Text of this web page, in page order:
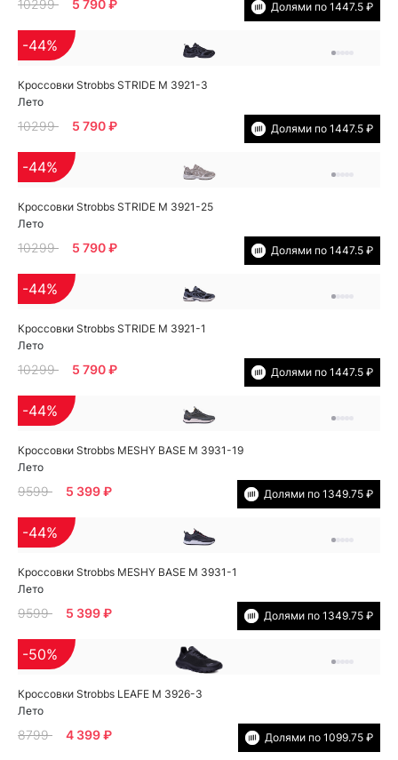
10299 5 790 ₽ Долями по 1447.5 ₽
Кроссовки Strobbs STRIDE M 3921-3
Лето
-44%
10299 5 790 ₽ Долями по 1447.5 ₽
Кроссовки Strobbs STRIDE M 3921-25
Лето
-44%
10299 5 790 ₽ Долями по 1447.5 ₽
Кроссовки Strobbs STRIDE M 3921-1
Лето
-44%
10299 5 790 ₽ Долями по 1447.5 ₽
Кроссовки Strobbs MESHY BASE M 3931-19
Лето
-44%
9599 5 399 ₽ Долями по 1349.75 ₽
Кроссовки Strobbs MESHY BASE M 3931-1
Лето
-44%
9599 5 399 ₽ Долями по 1349.75 ₽
Кроссовки Strobbs LEAFE M 3926-3
Лето
-50%
8799 4 399 ₽ Долями по 1099.75 ₽